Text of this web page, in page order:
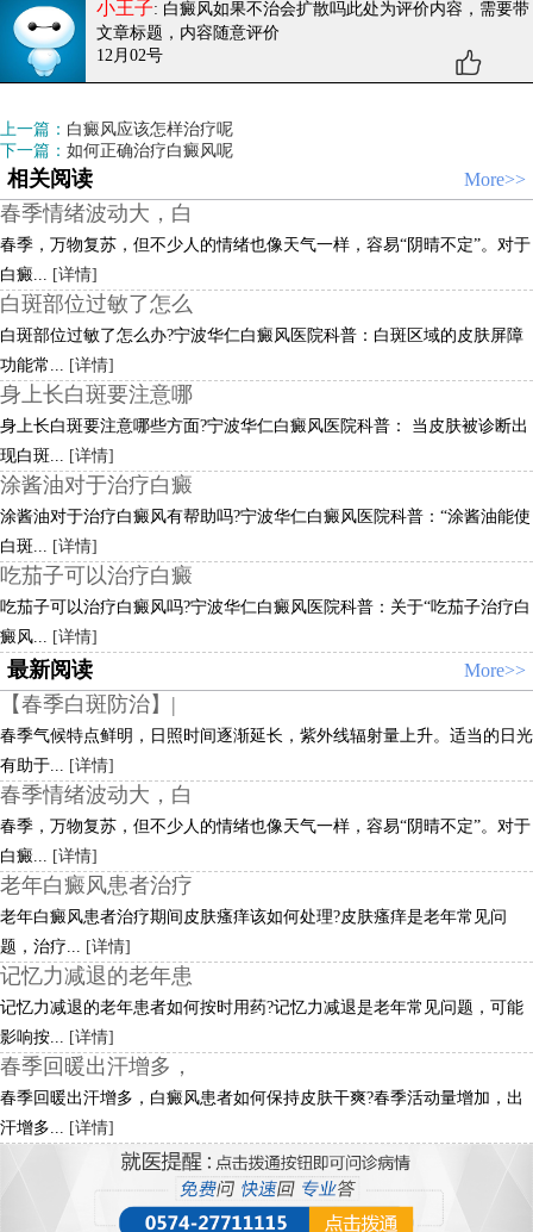
小王子: 白癜风如果不治会扩散吗此处为评价内容，需要带
文章标题，内容随意评价
12月02号
上一篇： 白癜风应该怎样治疗呢
下一篇： 如何正确治疗白癜风呢
相关阅读 More>>
春季情绪波动大，白
春季，万物复苏，但不少人的情绪也像天气一样，容易“阴晴不定”。对于
白癜...
[详情]
白斑部位过敏了怎么
白斑部位过敏了怎么办?宁波华仁白癜风医院科普：白斑区域的皮肤屏障
功能常...
[详情]
身上长白斑要注意哪
身上长白斑要注意哪些方面?宁波华仁白癜风医院科普： 当皮肤被诊断出
现白斑...
[详情]
涂酱油对于治疗白癜
涂酱油对于治疗白癜风有帮助吗?宁波华仁白癜风医院科普：“涂酱油能使
白斑...
[详情]
吃茄子可以治疗白癜
吃茄子可以治疗白癜风吗?宁波华仁白癜风医院科普：关于“吃茄子治疗白
癜风...
[详情]
最新阅读 More>>
【春季白斑防治】|
春季气候特点鲜明，日照时间逐渐延长，紫外线辐射量上升。适当的日光
有助于... [详情]
春季情绪波动大，白
春季，万物复苏，但不少人的情绪也像天气一样，容易“阴晴不定”。对于
白癜... [详情]
老年白癜风患者治疗
老年白癜风患者治疗期间皮肤瘙痒该如何处理?皮肤瘙痒是老年常见问
题，治疗... [详情]
记忆力减退的老年患
记忆力减退的老年患者如何按时用药?记忆力减退是老年常见问题，可能
影响按... [详情]
春季回暖出汗增多，
春季回暖出汗增多，白癜风患者如何保持皮肤干爽?春季活动量增加，出
汗增多... [详情]